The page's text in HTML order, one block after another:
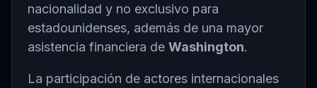
nacionalidad y no exclusivo para
estadounidenses, además de una mayor
asistencia financiera de Washington.
La participación de actores internacionales